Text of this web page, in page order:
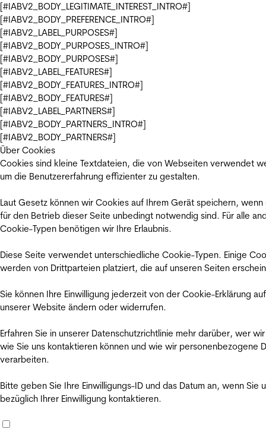
[#IABV2_BODY_LEGITIMATE_INTEREST_INTRO#]
[#IABV2_BODY_PREFERENCE_INTRO#]
[#IABV2_LABEL_PURPOSES#]
[#IABV2_BODY_PURPOSES_INTRO#]
[#IABV2_BODY_PURPOSES#]
[#IABV2_LABEL_FEATURES#]
[#IABV2_BODY_FEATURES_INTRO#]
[#IABV2_BODY_FEATURES#]
[#IABV2_LABEL_PARTNERS#]
[#IABV2_BODY_PARTNERS_INTRO#]
[#IABV2_BODY_PARTNERS#]
Über Cookies
Cookies sind kleine Textdateien, die von Webseiten verwendet
um die Benutzererfahrung effizienter zu gestalten.
Laut Gesetz können wir Cookies auf Ihrem Gerät speichern, wenn
für den Betrieb dieser Seite unbedingt notwendig sind. Für alle
Cookie-Typen benötigen wir Ihre Erlaubnis.
Diese Seite verwendet unterschiedliche Cookie-Typen. Einige
werden von Drittparteien platziert, die auf unseren Seiten
Sie können Ihre Einwilligung jederzeit von der Cookie-Erklärung auf
unserer Website ändern oder widerrufen.
Erfahren Sie in unserer Datenschutzrichtlinie mehr darüber, wer
wie Sie uns kontaktieren können und wie wir personenbezogene
verarbeiten.
Bitte geben Sie Ihre Einwilligungs-ID und das Datum an, wenn Sie
bezüglich Ihrer Einwilligung kontaktieren.